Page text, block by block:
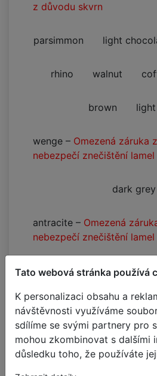
Tato webová stránka používá
K personalizaci obsahu a
návštěvnosti využíváme
sdílíme se svými partnery pro
mohou zkombinovat s dalšími
důsledku toho, že používáte
z důvodu skvrn
parsimmon light
rhino walnut
brown
wenge – Omezená záruka
nebezpečí znečištění lamel
dark grey
antracite – Omezená
nebezpečí znečištění lamel
black–Omezená záruka z
+10%
limestone wave